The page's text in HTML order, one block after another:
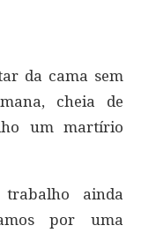
da cama sem
cheia de
um martírio
ainda
por uma